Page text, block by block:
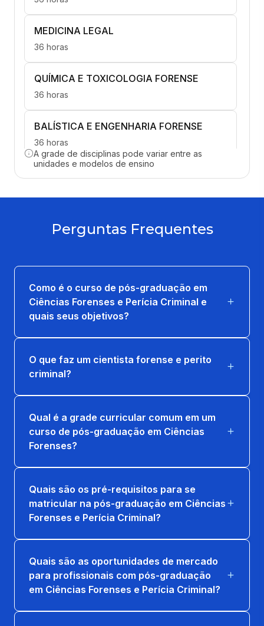
MEDICINA LEGAL
36 horas
QUÍMICA E TOXICOLOGIA FORENSE
36 horas
BALÍSTICA E ENGENHARIA FORENSE
36 horas
LAUDO PERICIAL E ATUAÇÃO
PROFISSIONAL
PERÍCIA DOCUMENTAL E DIGITAL
36 horas
A grade de disciplinas pode variar entre as
unidades e modelos de ensino
Perguntas Frequentes
Como é o curso de pós-graduação em
Ciências Forenses e Perícia Criminal e
quais seus objetivos?
O que faz um cientista forense e perito
criminal?
Qual é a grade curricular comum em um
curso de pós-graduação em Ciências
Forenses?
Quais são os pré-requisitos para se
matricular na pós-graduação em Ciências
Forenses e Perícia Criminal?
Quais são as oportunidades de mercado
para profissionais com pós-graduação
em Ciências Forenses e Perícia Criminal?